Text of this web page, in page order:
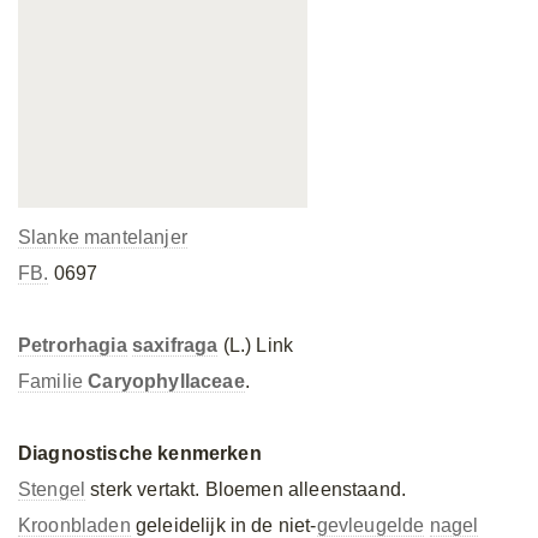
Slanke mantelanjer
FB. 0697
Petrorhagia saxifraga (L.) Link
FamilieCaryophyllaceae.
Diagnostische kenmerken
Stengel sterk vertakt. Bloemen alleenstaand.
Kroonbladen geleidelijk in de niet-gevleugelde nagel